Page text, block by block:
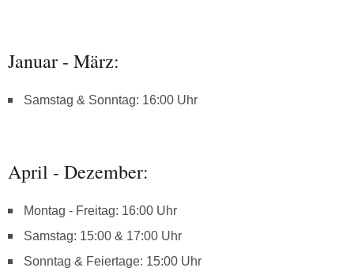
Januar - März:
Samstag & Sonntag: 16:00 Uhr
April - Dezember:
Montag - Freitag: 16:00 Uhr
Samstag: 15:00 & 17:00 Uhr
Sonntag & Feiertage: 15:00 Uhr